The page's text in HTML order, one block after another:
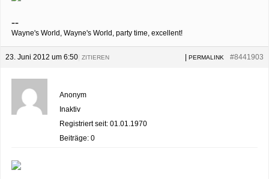
--
Wayne's World, Wayne's World, party time, excellent!
23. Juni 2012 um 6:50 #8441903
PERMALINK
ZITIEREN
Anonym
Inaktiv
Registriert seit: 01.01.1970
Beiträge: 0